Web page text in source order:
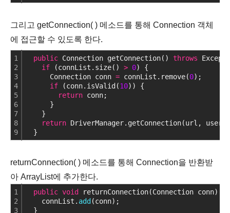
그리고 getConnection( ) 메소드를 통해 Connection 객체
에 접근할 수 있도록 한다.
1
2
3
4
5
6
7
8
9
public Connection getConnection() throws
if (connList.size() > 0) {
Connection conn = connList.remove(0);
if (conn.isValid(10)) {
return conn;
}
}
return DriverManager.getConnection(url,
}
returnConnection( ) 메소드를 통해 Connection을 반환받
아 ArrayList에 추가한다.
1
2
3
public void returnConnection(Connection conn)
connList. add (conn);
}